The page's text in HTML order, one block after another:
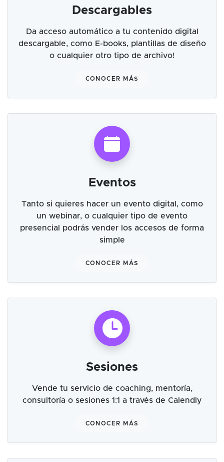
Descargables
Da acceso automático a tu contenido digital
descargable, como E-books, plantillas de diseño
o cualquier otro tipo de archivo!
CONOCER MÁS
Eventos
Tanto si quieres hacer un evento digital, como
un webinar, o cualquier tipo de evento
presencial podrás vender los accesos de forma
simple
CONOCER MÁS
Sesiones
Vende tu servicio de coaching, mentoría,
consultoría o sesiones 1:1 a través de Calendly
CONOCER MÁS